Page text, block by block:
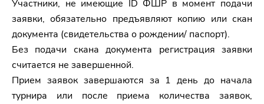
Участники, не имеющие ID ФШР в момент подачи
заявки, обязательно предъявляют копию или скан
документа (свидетельства о рождении/ паспорт).
Без подачи скана документа регистрация заявки
считается не завершенной.
Прием заявок завершаются за 1 день до начала
турнира или после приема количества заявок,